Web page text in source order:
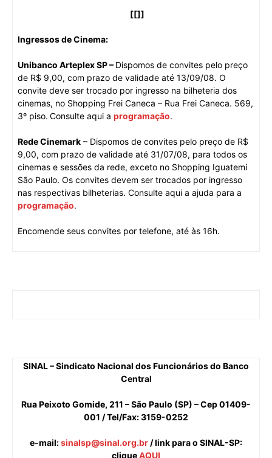
[[]]
Ingressos de Cinema:
Unibanco Arteplex SP – Dispomos de convites pelo preço
de R$ 9,00, com prazo de validade até 13/09/08. O
convite deve ser trocado por ingresso na bilheteria dos
cinemas, no Shopping Frei Caneca – Rua Frei Caneca. 569,
3º piso. Consulte aqui a programação.
Rede Cinemark – Dispomos de convites pelo preço de R$
9,00, com prazo de validade até 31/07/08, para todos os
cinemas e sessões da rede, exceto no Shopping Iguatemi
São Paulo. Os convites devem ser trocados por ingresso
nas respectivas bilheterias. Consulte aqui a ajuda para a
programação.
Encomende seus convites por telefone, até às 16h.
SINAL – Sindicato Nacional dos Funcionários do Banco
Central
Rua Peixoto Gomide, 211 – São Paulo (SP) – Cep 01409-
001 / Tel/Fax: 3159-0252
e-mail:sinalsp@sinal.org.br / link para o SINAL-SP:
cliqueAQUI